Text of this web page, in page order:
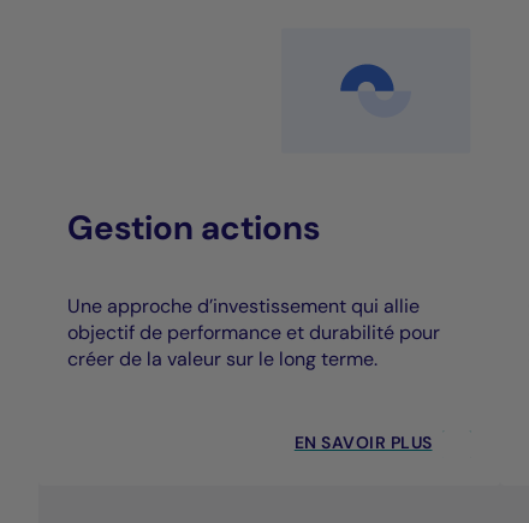
Gestion actions
Une approche d’investissement qui allie
objectif de performance et durabilité pour
créer de la valeur sur le long terme.
EN SAVOIR PLUS